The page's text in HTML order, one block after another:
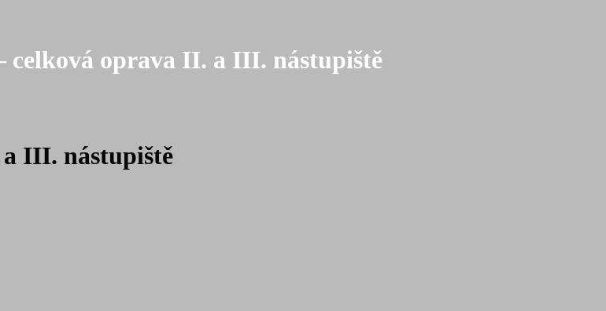
celková oprava II. a III. nástupiště
III. nástupiště